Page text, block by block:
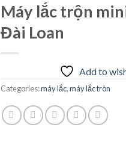
Máy lắc trộn
Đài Loan
Add to
Categories:máy lắc,máy lắc tròn